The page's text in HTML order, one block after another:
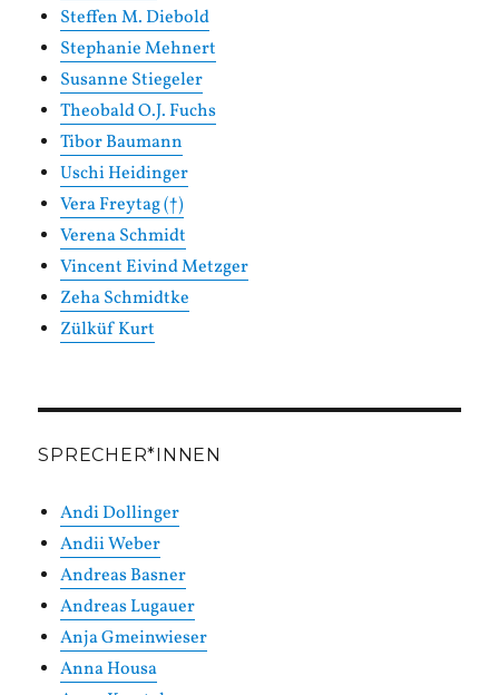
Steffen M. Diebold
Stephanie Mehnert
Susanne Stiegeler
Theobald O.J. Fuchs
Tibor Baumann
Uschi Heidinger
Vera Freytag (†)
Verena Schmidt
Vincent Eivind Metzger
Zeha Schmidtke
Zülküf Kurt
SPRECHER*INNEN
Andi Dollinger
Andii Weber
Andreas Basner
Andreas Lugauer
Anja Gmeinwieser
Anna Housa